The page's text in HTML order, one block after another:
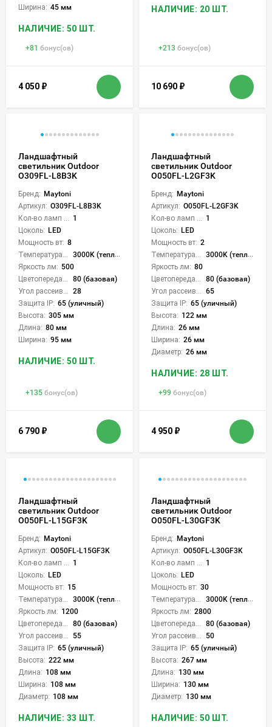
Ширина: 45 мм
НАЛИЧИЕ: 50 ШТ.
+81 бонус(ов)
4 050 ₽
НАЛИЧИЕ: 20 ШТ.
+213 бонус(ов)
10 690 ₽
Ландшафтный
светильник Outdoor
O309FL-L8B3K
Бренд: Maytoni
Артикул: O309FL-L8B3K
1
Цоколь: LED
Мощность вт: 8
3000K (теплый)
Яркость лм: 500
80 (базовая)
28
Защита IP: 65 (уличный)
Высота: 305 мм
Длина: 80 мм
Ширина: 95 мм
НАЛИЧИЕ: 50 ШТ.
+135 бонус(ов)
6 790 ₽
Ландшафтный
светильник Outdoor
O050FL-L2GF3K
Бренд: Maytoni
Артикул: O050FL-L2GF3K
1
Цоколь: LED
Мощность вт: 2
3000K (теплый)
Яркость лм: 80
80 (базовая)
65
Защита IP: 65 (уличный)
Высота: 122 мм
Длина: 26 мм
Ширина: 26 мм
Диаметр: 26 мм
НАЛИЧИЕ: 28 ШТ.
+99 бонус(ов)
4 950 ₽
Ландшафтный
светильник Outdoor
O050FL-L15GF3K
Бренд: Maytoni
Артикул: O050FL-L15GF3K
1
Цоколь: LED
Мощность вт: 15
3000K (теплый)
Яркость лм: 1200
80 (базовая)
55
Защита IP: 65 (уличный)
Высота: 222 мм
Длина: 108 мм
Ширина: 108 мм
Диаметр: 108 мм
НАЛИЧИЕ: 33 ШТ.
Ландшафтный
светильник Outdoor
O050FL-L30GF3K
Бренд: Maytoni
Артикул: O050FL-L30GF3K
1
Цоколь: LED
Мощность вт: 30
3000K (теплый)
Яркость лм: 2800
80 (базовая)
50
Защита IP: 65 (уличный)
Высота: 267 мм
Длина: 130 мм
Ширина: 130 мм
Диаметр: 130 мм
НАЛИЧИЕ: 50 ШТ.